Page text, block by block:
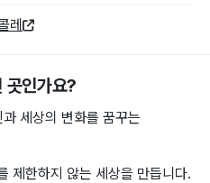
곳인가요?
세상의 ​변화를 꿈꾸는
제한하지 ​않는 세상을 ​만듭니다.
레